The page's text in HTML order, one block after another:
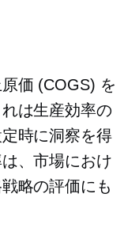
価 (COGS) を
は生産効率の
時に洞察を得
、市場におけ
略の評価にも